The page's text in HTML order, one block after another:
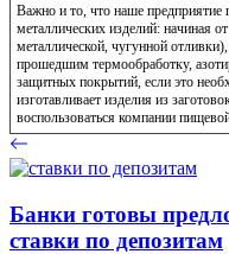
Важно и то, что наше предприятие
металлических изделий: начиная
металлической, чугунной
прошедшим термообработку,
защитных покрытий, если это
изготавливает изделия из
воспользоваться компании
Банки готовы
ставки по депозитам